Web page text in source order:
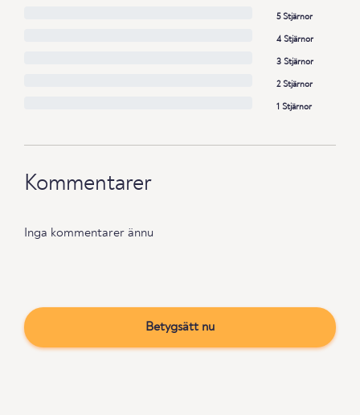
5 Stjärnor
4 Stjärnor
3 Stjärnor
2 Stjärnor
1 Stjärnor
Kommentarer
Inga kommentarer ännu
Betygsätt nu